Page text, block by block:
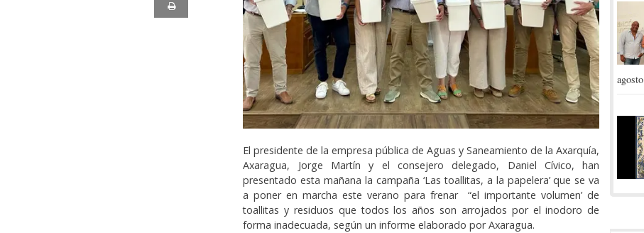
El presidente de la empresa pública de Aguas y Saneamiento de la Axarquía,
Axaragua, Jorge Martín y el consejero delegado, Daniel Cívico, han
presentado esta mañana la campaña ‘Las toallitas, a la papelera’ que se va
a poner en marcha este verano para frenar “el importante volumen’ de
toallitas y residuos que todos los años son arrojados por el inodoro de
forma inadecuada, según un informe elaborado por Axaragua.
agosto